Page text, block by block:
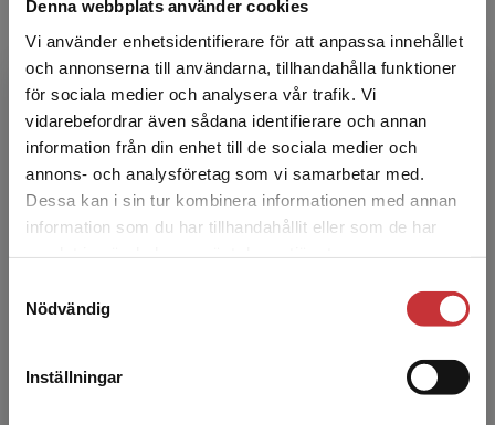
Denna webbplats använder cookies
Vi använder enhetsidentifierare för att anpassa innehållet
och annonserna till användarna, tillhandahålla funktioner
för sociala medier och analysera vår trafik. Vi
vidarebefordrar även sådana identifierare och annan
information från din enhet till de sociala medier och
annons- och analysföretag som vi samarbetar med.
Dessa kan i sin tur kombinera informationen med annan
information som du har tillhandahållit eller som de har
Nödvändig
Inställningar
Begränsad fraktregion
Det verkar som att du besöker
studentlitteratur.se via en enhet utanför Sverige.
Vi erbjuder inte leveranser utanför Sverige. För
att kunna slutföra ett köp måste
Skolutveckling genom samtal
Sternudd Groth, M-M - Evermark, M (red.)
Kommunikation och samtal skapar liv, kultur
och lärande och fungerar som ett kitt i
förskolans och skolans värld. När samtal
används långsiktigt oc...
402 krinkl. moms
Exkl. moms: 379 kr
Upptäck din förmåga till självledarskap och ta
självledarskap - för större framgång och